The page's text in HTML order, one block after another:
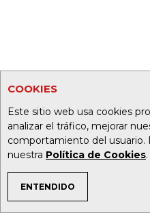
COOKIES
Este sitio web usa cookies
analizar el tráfico, mejorar
comportamiento del usuario.
nuestra Política de Cookies.
ENTENDIDO
TEMAS DE INTERÉS